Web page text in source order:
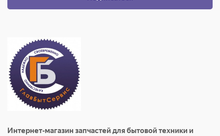
Интернет-магазин запчастей для бытовой техники и